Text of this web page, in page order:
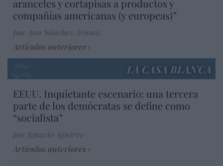
aranceles y cortapisas a productos y
compañías americanas (y europeas)”
Artículos anteriores
LA CASA BLANCA
EEUU. Inquietante escenario: una tercera
parte de los demócratas se define como
“socialista”
Artículos anteriores